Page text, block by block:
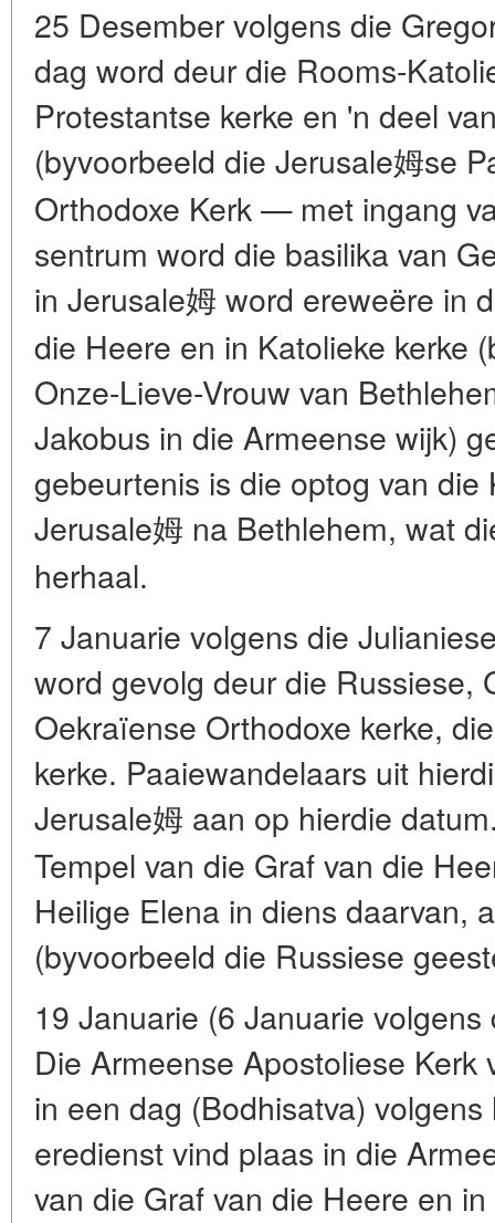
25 Desember volgens die
dag word deur die Rooms-
Protestantse kerke en 'n deel
(byvoorbeeld die Jerusale姆se
Orthodoxe Kerk — met ingang
sentrum word die basilika van
in Jerusale姆 word ereweëre in
die Heere en in Katolieke kerke
Onze-Lieve-Vrouw van
Jakobus in die Armeense wijk)
gebeurtenis is die optog van die
Jerusale姆 na Bethlehem, wat
herhaal.
7 Januarie volgens die
word gevolg deur die Russiese,
Oekraïense Orthodoxe kerke,
kerke. Paaiewandelaars uit
Jerusale姆 aan op hierdie
Tempel van die Graf van die
Heilige Elena in diens daarvan,
(byvoorbeeld die Russiese
19 Januarie (6 Januarie
Die Armeense Apostoliese
in een dag (Bodhisatva)
eredienst vind plaas in die
van die Graf van die Heere en